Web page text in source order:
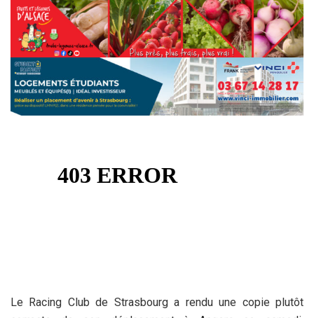
Le Racing Club de Strasbourg a rendu une copie plutôt